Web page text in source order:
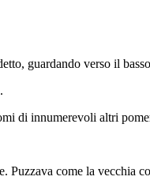
guardando verso il
di innumerevoli altri
Puzzava come la vecchia